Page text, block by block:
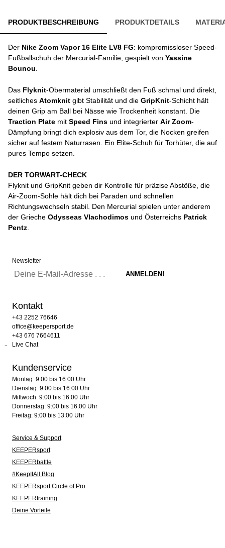
PRODUKTBESCHREIBUNG PRODUKTDETAILS
Der Nike Zoom Vapor 16 Elite LV8 FG: kompromissloser Speed-
Fußballschuh der Mercurial-Familie, gespielt von Yassine
Bounou
Das Flyknit-Obermaterial umschließt den Fuß schmal und direkt,
seitliches Atomknit gibt Stabilität und die GripKnit-Schicht hält
deinen Grip am Ball bei Nässe wie Trockenheit konstant. Die
Traction Plate mit Speed Fins und integrierter Air Zoom-
Dämpfung bringt dich explosiv aus dem Tor, die Nocken greifen
sicher auf festem Naturrasen. Ein Elite-Schuh für Torhüter, die auf
pures Tempo setzen.
DER TORWART-CHECK
Flyknit und GripKnit geben dir Kontrolle für präzise Abstöße, die
Air-Zoom-Sohle hält dich bei Paraden und schnellen
Richtungswechseln stabil. Den Mercurial spielen unter anderem
der Grieche Odysseas Vlachodimos und Österreichs Patrick
Pentz
Newsletter
Kontakt
+43 2252 76646
office@keepersport.de
+43 676 7664611
Live Chat
Kundenservice
Montag: 9:00 bis 16:00 Uhr
Dienstag: 9:00 bis 16:00 Uhr
Mittwoch: 9:00 bis 16:00 Uhr
Donnerstag: 9:00 bis 16:00 Uhr
Freitag: 9:00 bis 13:00 Uhr
Service & Support
KEEPERsport
KEEPERbattle
#KeepItAll Blog
KEEPERsport Circle of Pro
KEEPERtraining
Deine Vorteile